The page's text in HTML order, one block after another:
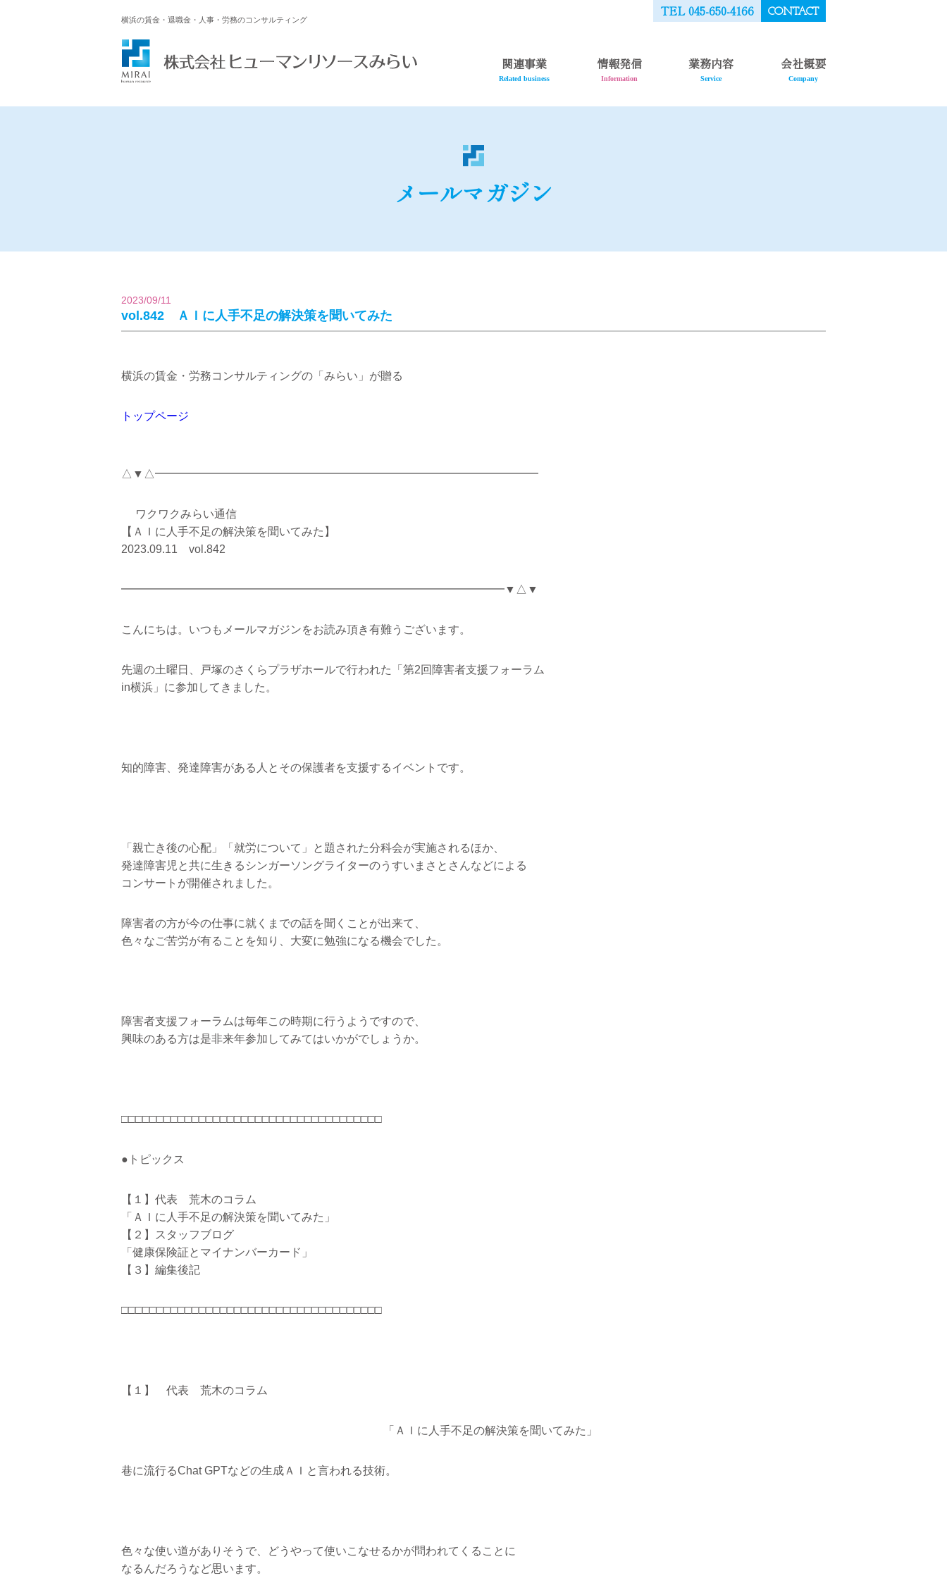
横浜の賃金・退職金・人事・労務のコンサルティング
TEL 045-650-4166 CONTACT
関連事業
Related business
情報発信
Information
業務内容
Service
会社概要
Company
メールマガジン
2023/09/11
vol.842 ＡＩに人手不足の解決策を聞いてみた
横浜の賃金・労務コンサルティングの「みらい」が贈る
トップページ
△▼△━━━━━━━━━━━━━━━━━━━━━━━━━━━━━━━━━━
ワクワクみらい通信
【ＡＩに人手不足の解決策を聞いてみた】
2023.09.11 vol.842
━━━━━━━━━━━━━━━━━━━━━━━━━━━━━━━━━━▼△▼
こんにちは。いつもメールマガジンをお読み頂き有難うございます。
先週の土曜日、戸塚のさくらプラザホールで行われた「第2回障害者支援フォーラム
in横浜」に参加してきました。
知的障害、発達障害がある人とその保護者を支援するイベントです。
「親亡き後の心配」「就労について」と題された分科会が実施されるほか、
発達障害児と共に生きるシンガーソングライターのうすいまさとさんなどによる
コンサートが開催されました。
障害者の方が今の仕事に就くまでの話を聞くことが出来て、
色々なご苦労が有ることを知り、大変に勉強になる機会でした。
障害者支援フォーラムは毎年この時期に行うようですので、
興味のある方は是非来年参加してみてはいかがでしょうか。
□□□□□□□□□□□□□□□□□□□□□□□□□□□□□□□□□□□□□
●トピックス
【１】代表 荒木のコラム
「ＡＩに人手不足の解決策を聞いてみた」
【２】スタッフブログ
「健康保険証とマイナンバーカード」
【３】編集後記
□□□□□□□□□□□□□□□□□□□□□□□□□□□□□□□□□□□□□
【１】 代表 荒木のコラム
「ＡＩに人手不足の解決策を聞いてみた」
巷に流行るChat GPTなどの生成ＡＩと言われる技術。
色々な使い道がありそうで、どうやって使いこなせるかが問われてくることに
なるんだろうなど思います。